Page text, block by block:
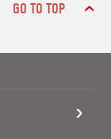
GO TO TOP